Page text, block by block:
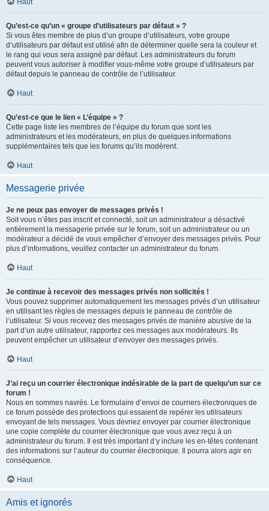
Haut
Qu’est-ce qu’un « groupe d’utilisateurs par défaut » ?
Si vous êtes membre de plus d’un groupe d’utilisateurs, votre groupe
d’utilisateurs par défaut est utilisé afin de déterminer quelle sera la couleur et
le rang qui vous sera assigné par défaut. Les administrateurs du forum
peuvent vous autoriser à modifier vous-même votre groupe d’utilisateurs par
défaut depuis le panneau de contrôle de l’utilisateur.
Haut
Qu’est-ce que le lien « L’équipe » ?
Cette page liste les membres de l’équipe du forum que sont les
administrateurs et les modérateurs, en plus de quelques informations
supplémentaires tels que les forums qu’ils modèrent.
Haut
Messagerie privée
Je ne peux pas envoyer de messages privés !
Soit vous n’êtes pas inscrit et connecté, soit un administrateur a désactivé
entièrement la messagerie privée sur le forum, soit un administrateur ou un
modérateur a décidé de vous empêcher d’envoyer des messages privés. Pour
plus d’informations, veuillez contacter un administrateur du forum.
Haut
Je continue à recevoir des messages privés non sollicités !
Vous pouvez supprimer automatiquement les messages privés d’un utilisateur
en utilisant les règles de messages depuis le panneau de contrôle de
l’utilisateur. Si vous recevez des messages privés de manière abusive de la
part d’un autre utilisateur, rapportez ces messages aux modérateurs. Ils
peuvent empêcher un utilisateur d’envoyer des messages privés.
Haut
J’ai reçu un courrier électronique indésirable de la part de quelqu’un sur ce
forum !
Nous en sommes navrés. Le formulaire d’envoi de courriers électroniques de
ce forum possède des protections qui essaient de repérer les utilisateurs
envoyant de tels messages. Vous devriez envoyer par courrier électronique
une copie complète du courrier électronique que vous avez reçu à un
administrateur du forum. Il est très important d’y inclure les en-têtes contenant
des informations sur l’auteur du courrier électronique. Il pourra alors agir en
conséquence.
Haut
Amis et ignorés